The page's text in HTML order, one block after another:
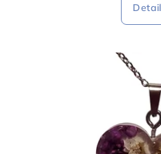
Detail